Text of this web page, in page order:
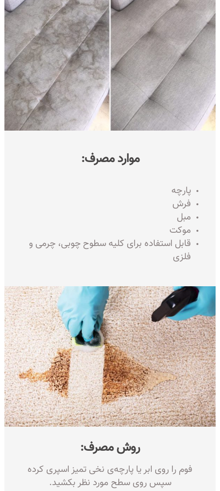
موارد مصرف:
پارچه
فرش
مبل
موکت
قابل استفاده برای کلیه سطوح چوبی، چرمی و
فلزی
روش مصرف:
فوم را روی ابر یا پارچه‌ی نخی تمیز اسپری کرده
سپس روی سطح مورد نظر بکشید.